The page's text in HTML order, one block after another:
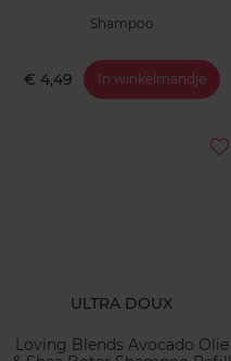
Shampoo
€ 4,49 In winkelmandje
ULTRA DOUX
Loving Blends Avocado Olie